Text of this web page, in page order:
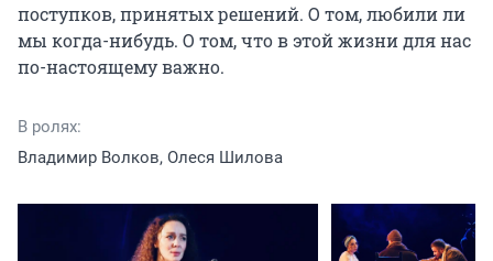
поступков, принятых решений. О том, любили ли
мы когда-нибудь. О том, что в этой жизни для нас
по-настоящему важно.
В ролях:
Владимир Волков, Олеся Шилова